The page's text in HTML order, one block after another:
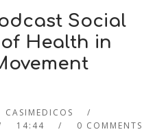
Social
Health in
CASIMEDICOS
14:44 0 COMMENTS